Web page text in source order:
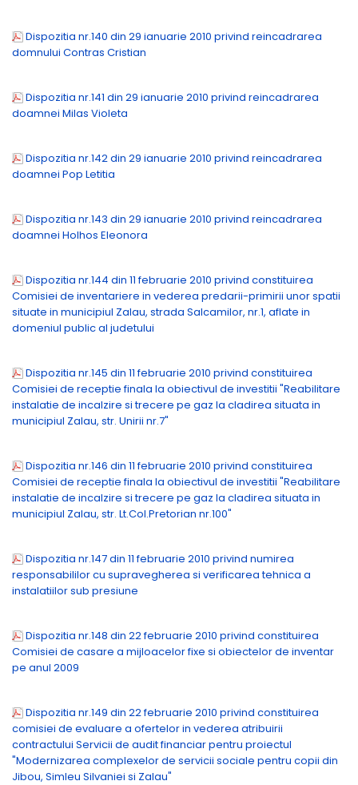
Dispozitia nr.140 din 29 ianuarie 2010 privind reincadrarea
domnului Contras Cristian
Dispozitia nr.141 din 29 ianuarie 2010 privind reincadrarea
doamnei Milas Violeta
Dispozitia nr.142 din 29 ianuarie 2010 privind reincadrarea
doamnei Pop Letitia
Dispozitia nr.143 din 29 ianuarie 2010 privind reincadrarea
doamnei Holhos Eleonora
Dispozitia nr.144 din 11 februarie 2010 privind constituirea
Comisiei de inventariere in vederea predarii-primirii unor spatii
situate in municipiul Zalau, strada Salcamilor, nr.1, aflate in
domeniul public al judetului
Dispozitia nr.145 din 11 februarie 2010 privind constituirea
Comisiei de receptie finala la obiectivul de investitii "Reabilitare
instalatie de incalzire si trecere pe gaz la cladirea situata in
municipiul Zalau, str. Unirii nr.7"
Dispozitia nr.146 din 11 februarie 2010 privind constituirea
Comisiei de receptie finala la obiectivul de investitii "Reabilitare
instalatie de incalzire si trecere pe gaz la cladirea situata in
municipiul Zalau, str. Lt.Col.Pretorian nr.100"
Dispozitia nr.147 din 11 februarie 2010 privind numirea
responsabililor cu supravegherea si verificarea tehnica a
instalatiilor sub presiune
Dispozitia nr.148 din 22 februarie 2010 privind constituirea
Comisiei de casare a mijloacelor fixe si obiectelor de inventar
pe anul 2009
Dispozitia nr.149 din 22 februarie 2010 privind constituirea
comisiei de evaluare a ofertelor in vederea atribuirii
contractului Servicii de audit financiar pentru proiectul
"Modernizarea complexelor de servicii sociale pentru copii din
Jibou, Simleu Silvaniei si Zalau"